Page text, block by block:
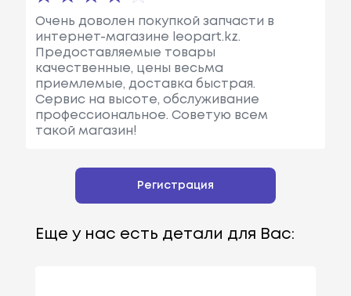
Очень доволен покупкой запчасти в
интернет-магазине leopart.kz.
Предоставляемые товары
качественные, цены весьма
приемлемые, доставка быстрая.
Сервис на высоте, обслуживание
профессиональное. Советую всем
такой магазин!
Регистрация
Еще у нас есть детали для Вас: